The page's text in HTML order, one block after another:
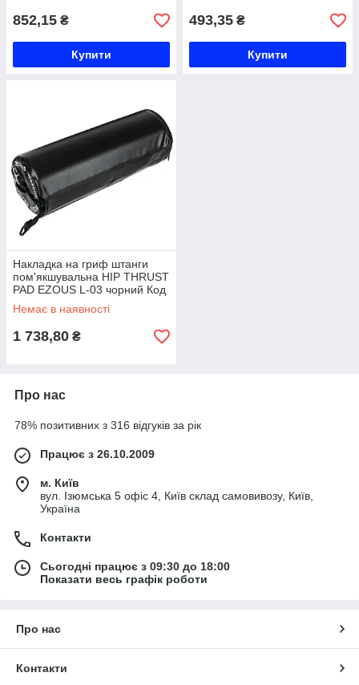
852,15 ₴
Купити
493,35 ₴
Купити
Накладка на гриф штанги
пом'якшувальна HIP THRUST
PAD EZOUS L-03 чорний Код
L-03
Немає в наявності
1 738,80 ₴
Про нас
78% позитивних з 316 відгуків за рік
Працює з 26.10.2009
м. Київ
вул. Ізюмська 5 офіс 4, Київ склад самовивозу, Київ,
Україна
Контакти
Сьогодні працює з 09:30 до 18:00
Показати весь графік роботи
Про нас
Контакти